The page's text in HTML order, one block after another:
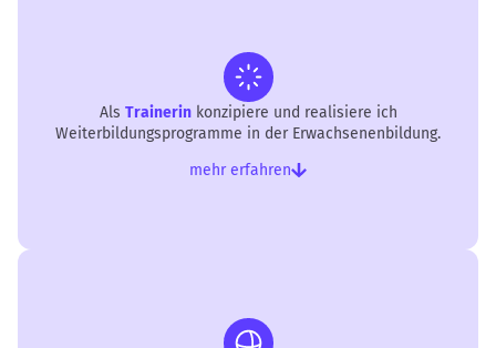
Als Trainerinkonzipiere und realisiere ich
Weiterbildungsprogramme in der Erwachsenenbildung.
mehr erfahren